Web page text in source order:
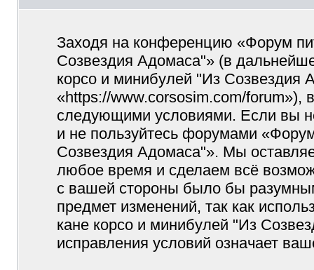
Заходя на конференцию «Форум
Созвездия Адомаса"» (в
корсо и минибулей "Из Созвездия
«https://www.corsosim.com/forum»),
следующими условиями. Если вы
и не пользуйтесь форумами
Созвездия Адомаса"». Мы
любое время и сделаем всё
с вашей стороны было бы
предмет изменений, так как
кане корсо и минибулей "Из
исправления условий означает